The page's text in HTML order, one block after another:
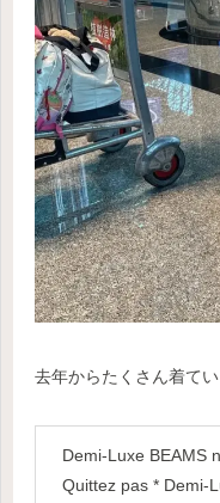
去年からたくさん着て
Demi-Luxe BEAMS
Quittez pas * Demi-